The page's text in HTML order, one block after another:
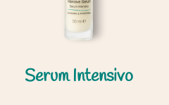
Serum Intensivo